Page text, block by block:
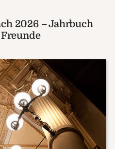
2026 – Jahrbuch